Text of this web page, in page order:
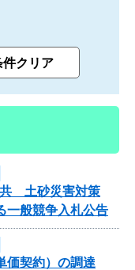
共 土砂災害対策
一般競争入札公告
価契約）の調達